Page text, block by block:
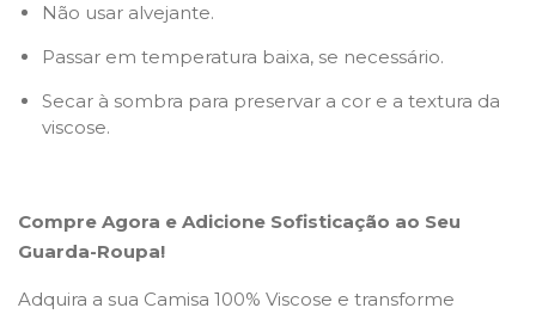
Não usar alvejante.
Passar em temperatura baixa, se necessário.
Secar à sombra para preservar a cor e a textura da
viscose.
Compre Agora e Adicione Sofisticação ao Seu
Guarda-Roupa!
Adquira a sua Camisa 100% Viscose e transforme